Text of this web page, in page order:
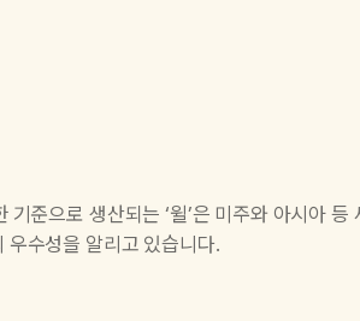
기준으로 생산되는 ‘윌’은 미주와 아시아
우수성을 알리고 있습니다.